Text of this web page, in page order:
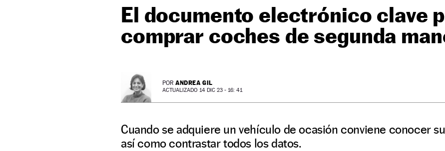
El documento electrónico clave
comprar coches de segunda
POR ANDREA GIL
ACTUALIZADO 14 DIC 23 - 16: 41
Cuando se adquiere un vehículo de ocasión conviene conocer
así como contrastar todos los datos.